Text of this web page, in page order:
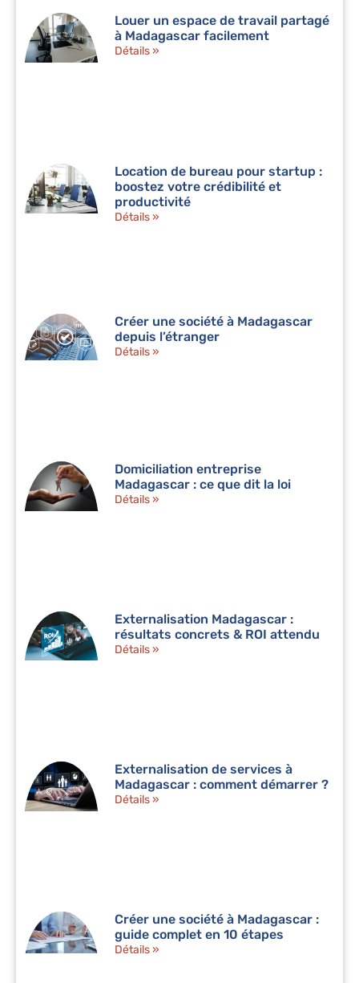
Louer un espace de travail partagé
à Madagascar facilement
Détails »
Location de bureau pour startup :
boostez votre crédibilité et
productivité
Détails »
Créer une société à Madagascar
depuis l’étranger
Détails »
Domiciliation entreprise
Madagascar : ce que dit la loi
Détails »
Externalisation Madagascar :
résultats concrets & ROI attendu
Détails »
Externalisation de services à
Madagascar : comment démarrer ?
Détails »
Créer une société à Madagascar :
guide complet en 10 étapes
Détails »